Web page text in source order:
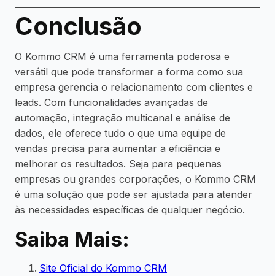
Conclusão
O Kommo CRM é uma ferramenta poderosa e
versátil que pode transformar a forma como sua
empresa gerencia o relacionamento com clientes e
leads. Com funcionalidades avançadas de
automação, integração multicanal e análise de
dados, ele oferece tudo o que uma equipe de
vendas precisa para aumentar a eficiência e
melhorar os resultados. Seja para pequenas
empresas ou grandes corporações, o Kommo CRM
é uma solução que pode ser ajustada para atender
às necessidades específicas de qualquer negócio.
Saiba Mais:
Site Oficial do Kommo CRM